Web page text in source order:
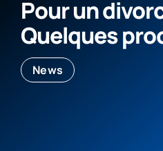
Pour un
Quelques
News